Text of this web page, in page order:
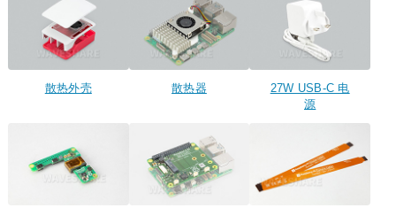
散热外壳 散热器
27W USB-C 电
源